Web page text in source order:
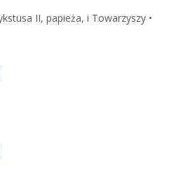
II, papieża, i Towarzyszy •